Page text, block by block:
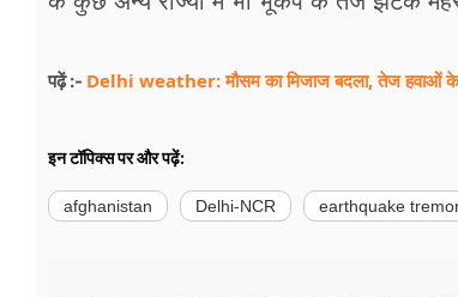
पढ़ें :- Delhi weather: मौसम का मिजाज बदला, तेज हवाओं
इन टॉपिक्स पर और पढ़ें:
afghanistan Delhi-NCR earthquake